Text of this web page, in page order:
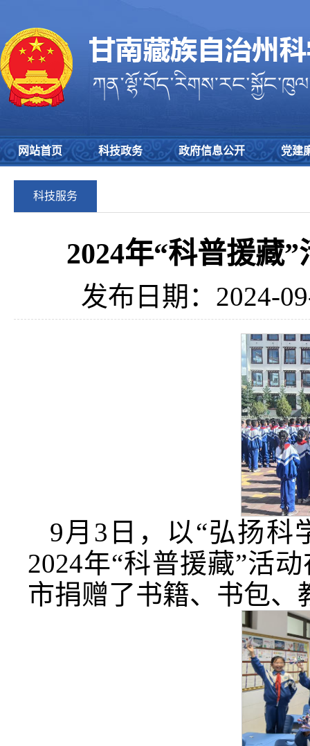
网站首页 科技政务 政府信息公开 党建
科技服务
2024年“科普援藏
发布日期：2024-
9月3日，以“弘扬科
2024年“科普援藏”活
市捐赠了书籍、书包